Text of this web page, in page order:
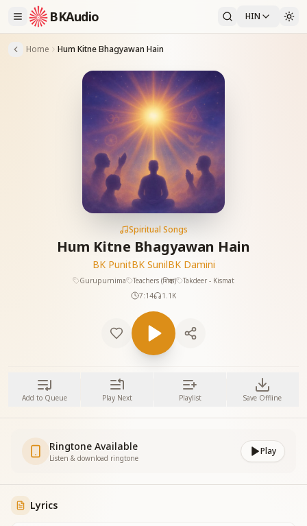
BKAudio HIN
Home Hum Kitne Bhagyawan Hain
Spiritual Songs
Hum Kitne Bhagyawan Hain
BK PunitBK SunilBK Damini
Gurupurnima Teachers (शिक्षक)
Takdeer - Kismat
7:14
1.1K
Add to Queue Play Next Playlist Save Offline
Ringtone Available
Listen & download ringtone
Play
Lyrics